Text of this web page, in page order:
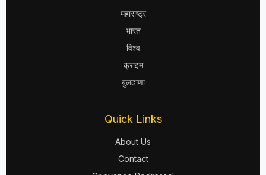
महाराष्ट्र
भारत
विश्व
क्राइम
बुलढाणा
Quick Links
About Us
Contact